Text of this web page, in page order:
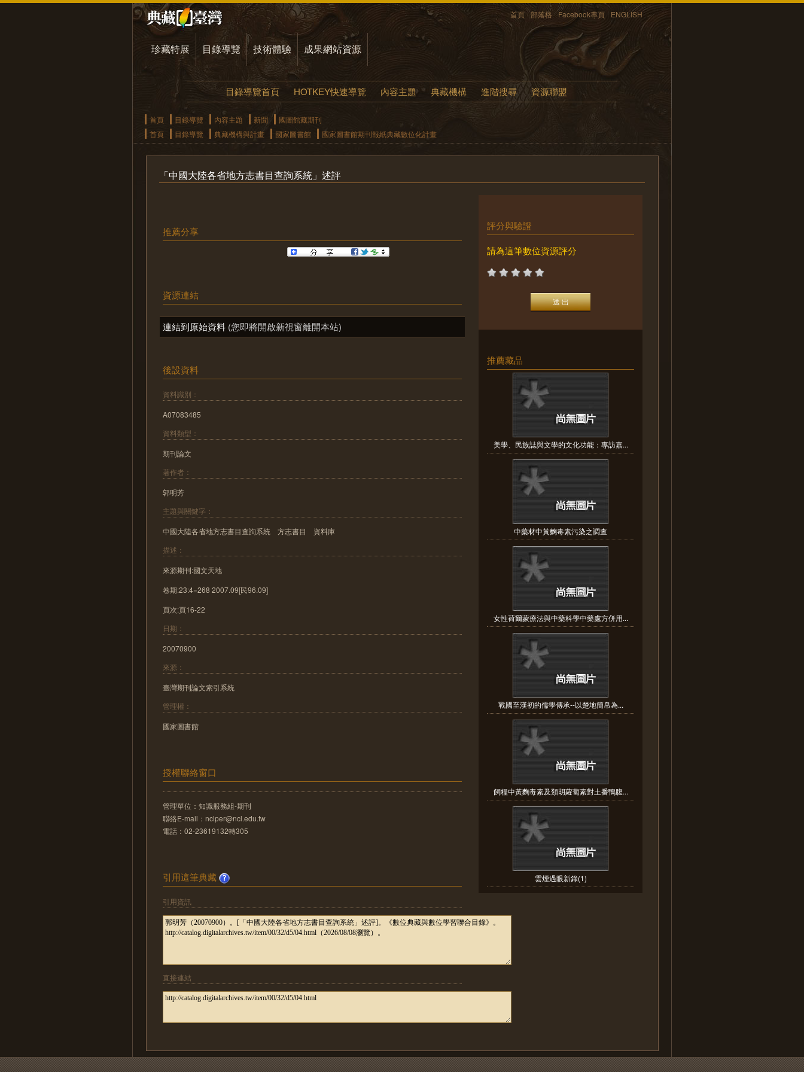
首頁 部落格 Facebook專頁 ENGLISH
珍藏特展 目錄導覽 技術體驗 成果網站資源
目錄導覽首頁 HOTKEY快速導覽 內容主題 典藏機構 進階搜尋 資源聯盟
首頁 目錄導覽 內容主題 新聞
國圖館藏期刊
首頁
目錄導覽 典藏機構與計畫 國家圖書館 國家圖書館期刊報紙典藏數位化計畫
「中國大陸各省地方志書目查詢系統」述評
推薦分享
資源連結
連結到原始資料 (您即將開啟新視窗離開本站)
後設資料
資料識別：
A07083485
資料類型：
期刊論文
著作者：
郭明芳
主題與關鍵字：
中國大陸各省地方志書目查詢系統 方志書目 資料庫
描述：
來源期刊:國文天地
卷期:23:4=268 2007.09[民96.09]
頁次:頁16-22
日期：
20070900
來源：
臺灣期刊論文索引系統
管理權：
國家圖書館
授權聯絡窗口
管理單位：知識服務組-期刊
聯絡E-mail：nclper@ncl.edu.tw
電話：02-23619132轉305
引用這筆典藏
引用資訊
直接連結
評分與驗證
請為這筆數位資源評分
推薦藏品
美學、民族誌與文學的文化功能：專訪嘉...
中藥材中黃麴毒素污染之調查
女性荷爾蒙療法與中藥科學中藥處方併用...
戰國至漢初的儒學傳承--以楚地簡帛為...
飼糧中黃麴毒素及類胡蘿蔔素對土番鴨腹...
雲煙過眼新錄(1)